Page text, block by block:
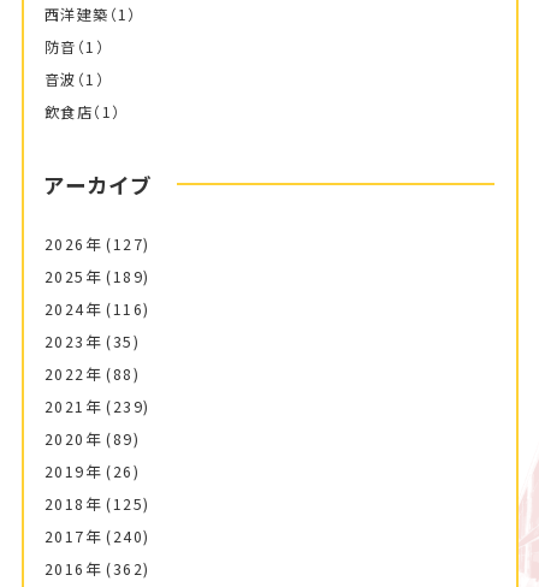
西洋建築 （1）
防音 （1）
音波 （1）
飲食店（1）
アーカイブ
2026年 (127)
2025年 (189)
2024年 (116)
2023年 (35)
2022年 (88)
2021年 (239)
2020年 (89)
2019年 (26)
2018年 (125)
2017年 (240)
2016年 (362)